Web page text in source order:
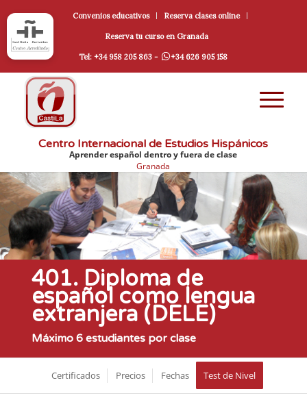
Convenios educativos Reserva clases online
Reserva tu curso en Granada
Tel: +34 958 205 863 - +34 626 905 158
Centro Internacional de Estudios Hispánicos
Aprender español dentro y fuera de clase
Granada
401. Diploma de
español como lengua
extranjera (DELE)
Máximo 6 estudiantes por clase
Certificados Precios Fechas Test de Nivel